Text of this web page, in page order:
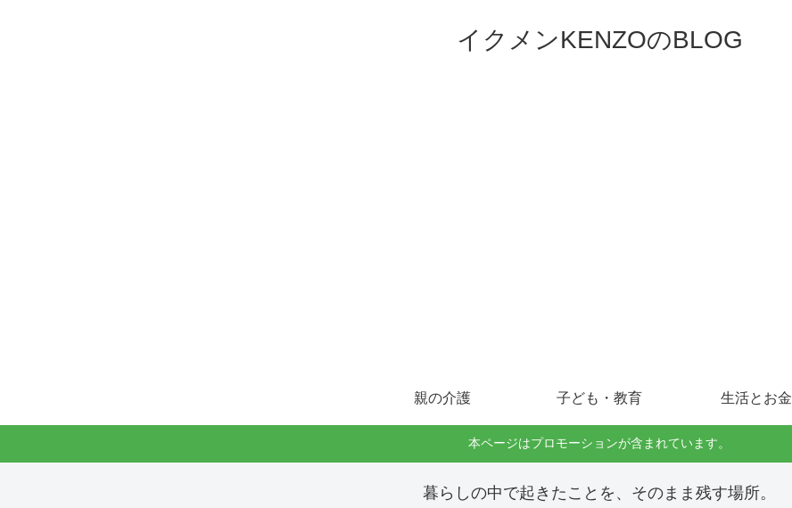
イクメンKENZOのBLOG
親の介護 子ども・教育 生活とお金
本ページはプロモーションが含まれています。
暮らしの中で起きたことを、そのまま残す場所。